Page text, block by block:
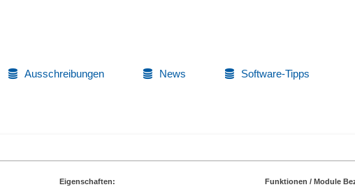
Ausschreibungen News Software-Tipps
Eigenschaften: Funktionen / Module